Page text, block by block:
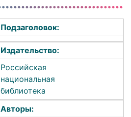
Подзаголовок:
Издательство:
Российская
национальная
библиотека
Авторы: